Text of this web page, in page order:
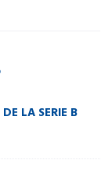
LA SERIE B